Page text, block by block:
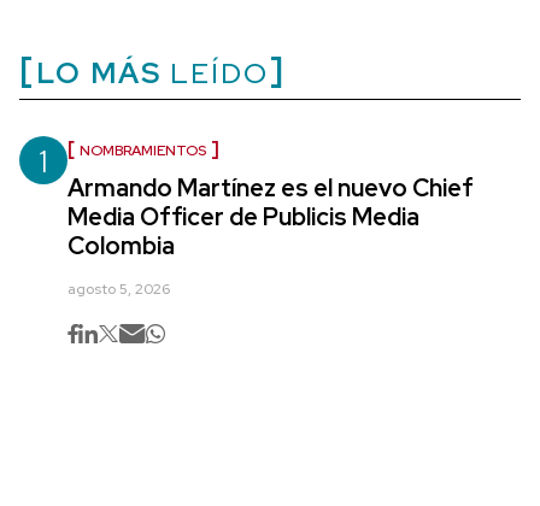
LO MÁS LEÍDO
1 NOMBRAMIENTOS
Armando Martínez es el nuevo Chief
Media Officer de Publicis Media
Colombia
agosto 5, 2026